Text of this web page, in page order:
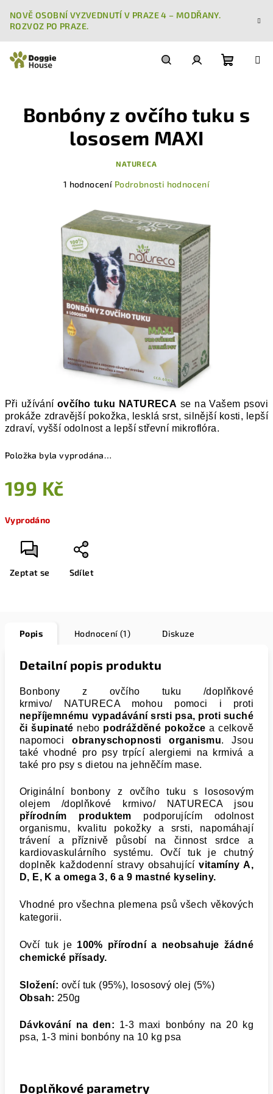
obsah
NOVĚ OSOBNÍ VYZVEDNUTÍ V PRAZE 4 – MODŘANY.
ROZVOZ PO PRAZE.
košík
Při užíváníovčího tuku NATURECA se na Vašem psovi
prokáže zdravější pokožka, lesklá srst, silnější kosti, lepší
zdraví, vyšší odolnost a lepší střevní mikroflóra.
Položka byla vyprodána…
199 Kč
cena:
Vyprodáno
Zeptat se Sdílet
Bonbóny z ovčího tuku s
lososem MAXI
NATURECA
1 hodnocení Podrobnosti hodnocení
Popis Hodnocení (1) Diskuze
Detailní popis produktu
Bonbony z ovčího tuku /doplňkové
krmivo/ NATURECA mohou pomoci i proti
nepříjemnému vypadávání srsti psa, proti suché
či šupinaté nebo podrážděné pokožce a celkově
napomociobranyschopnosti organismu. Jsou
také vhodné pro psy trpící alergiemi na krmivá a
také pro psy s dietou na jehněčím mase.
Originální bonbony z ovčího tuku s lososovým
olejem /doplňkové krmivo/ NATURECA jsou
přírodním produktem podporujícím odolnost
organismu, kvalitu pokožky a srsti, napomáhají
trávení a příznivě působí na činnost srdce a
kardiovaskulárního systému. Ovčí tuk je chutný
doplněk každodenní stravy obsahujícívitamíny A,
D, E, K a omega 3, 6 a 9 mastné kyseliny.
Vhodné pro všechna plemena psů všech věkových
kategorii.
Ovčí tuk je100% přírodní a neobsahuje žádné
chemické přísady.
Složení: ovčí tuk (95%), lososový olej (5%)
Obsah: 250g
Dávkování na den: 1-3 maxi bonbóny na 20 kg
psa, 1-3 mini bonbóny na 10 kg psa
Doplňkové parametry